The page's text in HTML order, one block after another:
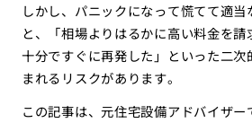
しかし、パニックになって慌てて適
と、「相場よりはるかに高い料金を
十分ですぐに再発した」といった二
まれるリスクがあります。
この記事は、元住宅設備アドバイザ